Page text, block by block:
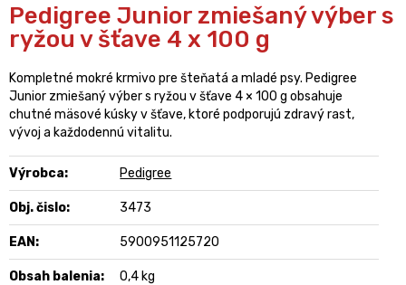
Pedigree Junior zmiešaný výber s
ryžou v šťave 4 x 100 g
Kompletné mokré krmivo pre šteňatá a mladé psy. Pedigree
Junior zmiešaný výber s ryžou v šťave 4 × 100 g obsahuje
chutné mäsové kúsky v šťave, ktoré podporujú zdravý rast,
vývoj a každodennú vitalitu.
Výrobca: Pedigree
Obj. čislo: 3473
EAN: 5900951125720
Obsah balenia:
0,4 kg